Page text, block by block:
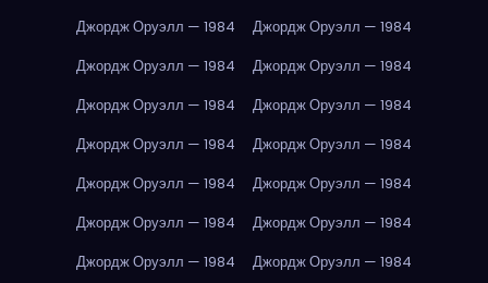
Джордж Оруэлл — 1984
Джордж Оруэлл — 1984
Джордж Оруэлл — 1984
Джордж Оруэлл — 1984
Джордж Оруэлл — 1984
Джордж Оруэлл — 1984
Джордж Оруэлл — 1984
Джордж Оруэлл — 1984
Джордж Оруэлл — 1984
Джордж Оруэлл — 1984
Джордж Оруэлл — 1984
Джордж Оруэлл — 1984
Джордж Оруэлл — 1984
Джордж Оруэлл — 1984